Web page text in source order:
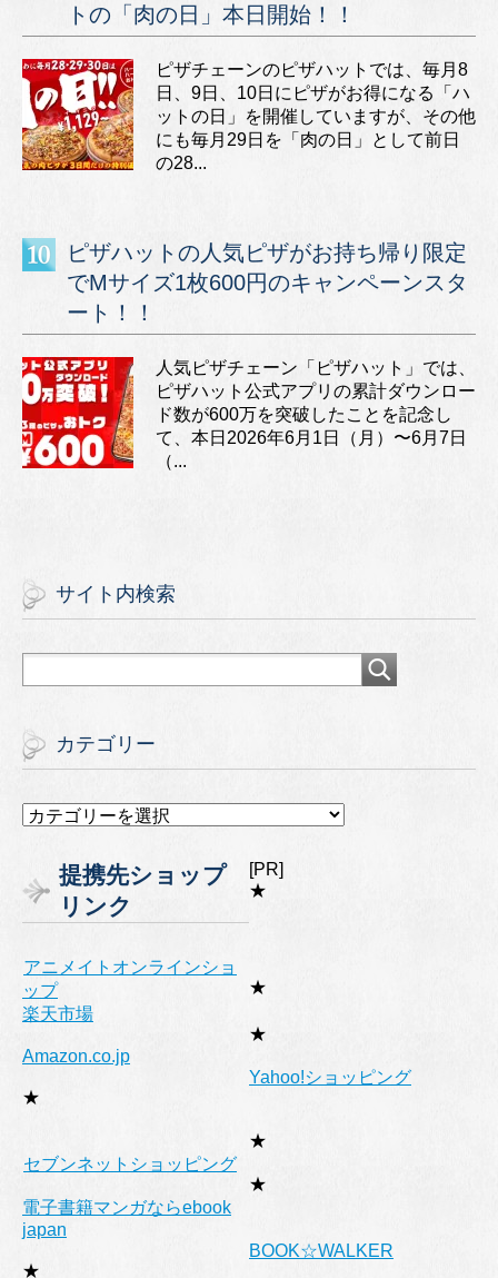
トの「肉の日」本日開始！！
ピザチェーンのピザハットでは、毎月8
日、9日、10日にピザがお得になる「ハ
ットの日」を開催していますが、その他
にも毎月29日を「肉の日」として前日
の28...
ピザハットの人気ピザがお持ち帰り限定
でMサイズ1枚600円のキャンペーンスタ
ート！！
人気ピザチェーン「ピザハット」では、
ピザハット公式アプリの累計ダウンロー
ド数が600万を突破したことを記念し
て、本日2026年6月1日（月）〜6月7日
（...
サイト内検索
カテゴリー
カ
リ
ー
提携先ショップ
リンク
[PR]
★
アニメイトオンラインショ
ップ
★
楽天市場
★
Amazon.co.jp
★
Yahoo!ショッピング
★
セブンネットショッピング
★
電子書籍マンガならebook
japan
★
BOOK☆WALKER